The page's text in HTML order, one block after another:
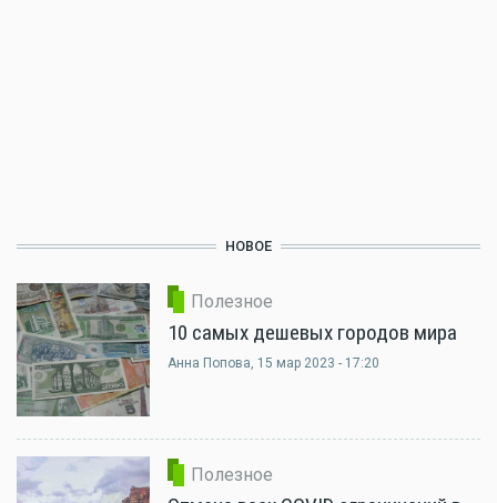
НОВОЕ
Полезное
10 самых дешевых городов мира
Анна Попова, 15 мар 2023 - 17:20
Полезное